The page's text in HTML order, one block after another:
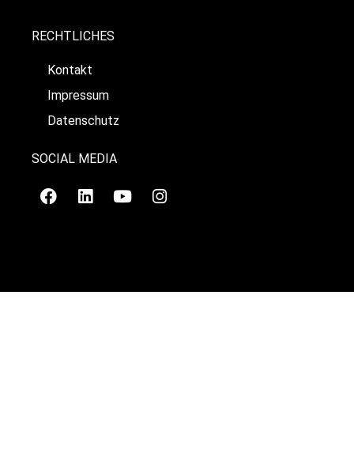
RECHTLICHES
Kontakt
Impressum
Datenschutz
SOCIAL MEDIA